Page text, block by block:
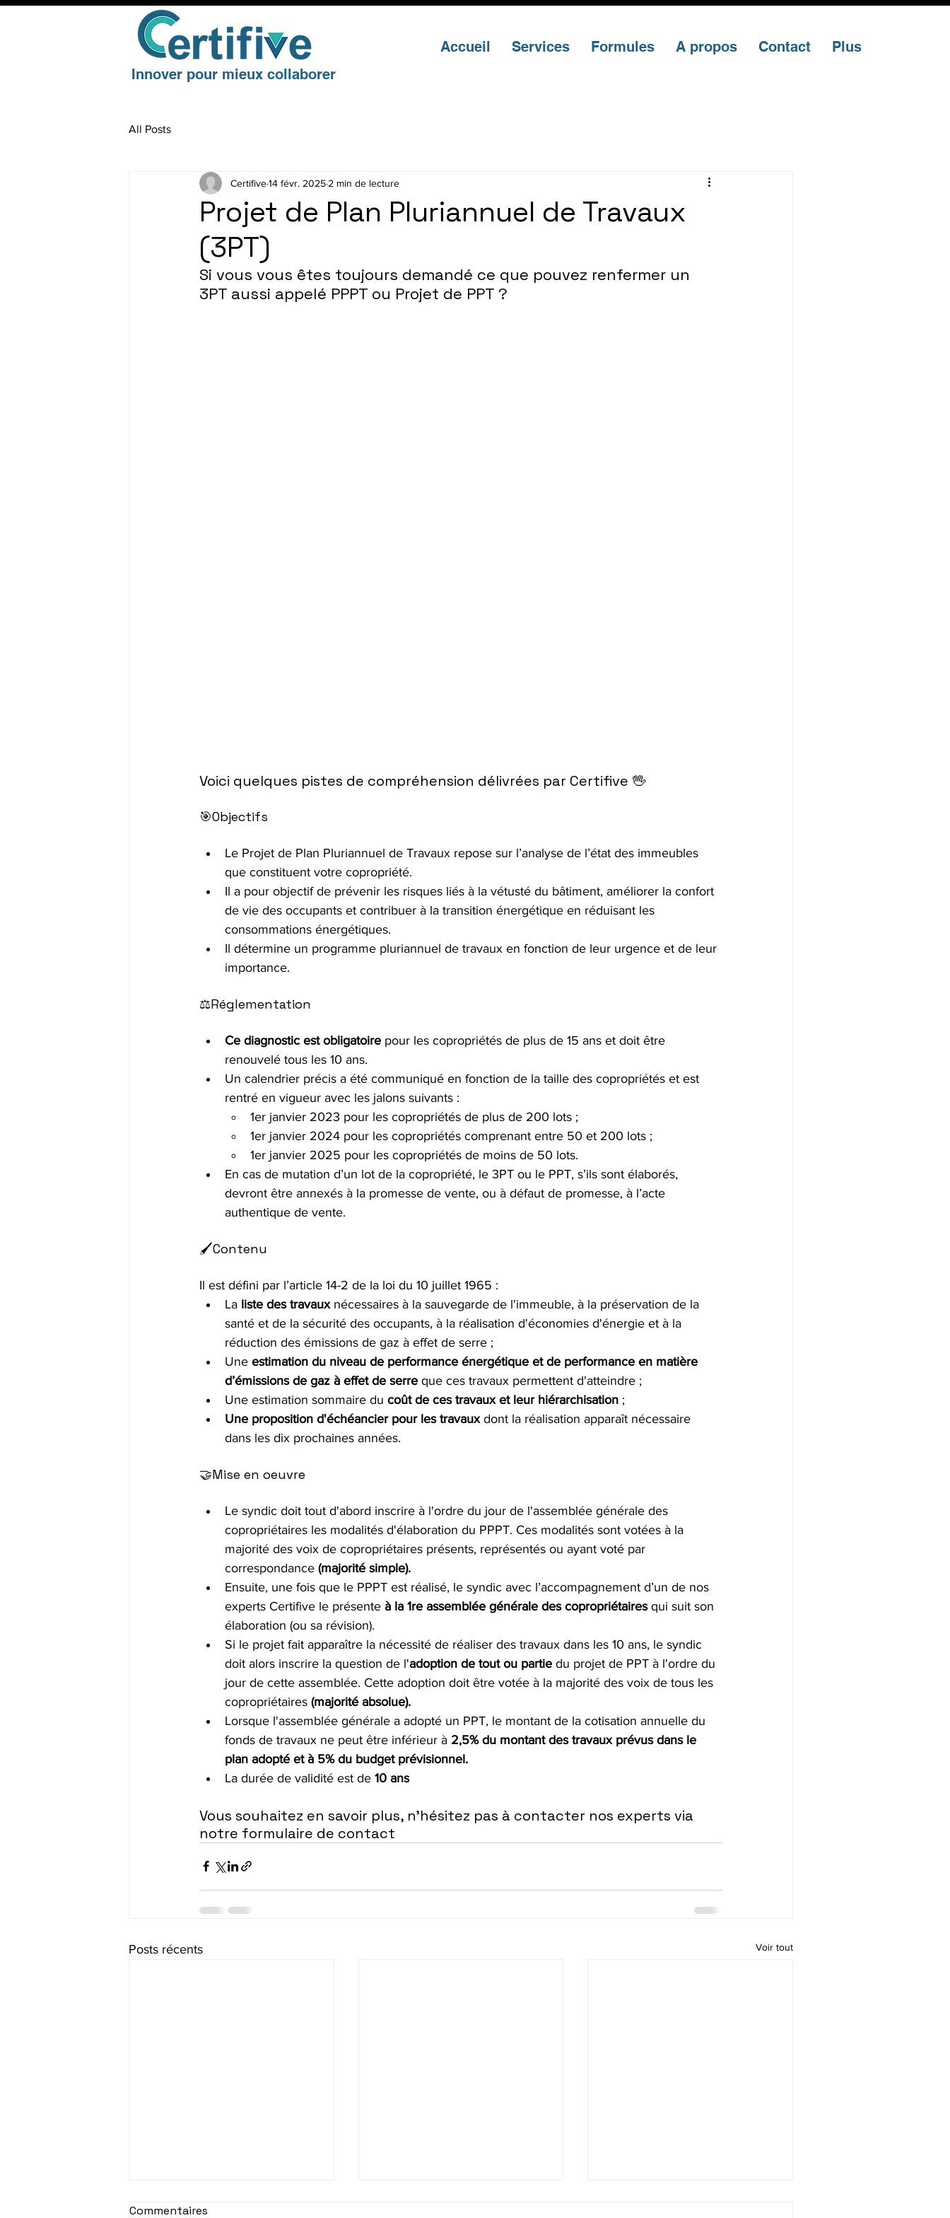
Accueil Services Formules A propos Contact
Plus
Innover pour mieux collaborer
All Posts
Projet de Plan Pluriannuel de Travaux
(3PT)
Certifive14 févr. 2025 2 min de lecture
Si vous vous êtes toujours demandé ce que pouvez renfermer un
3PT aussi appelé PPPT ou Projet de PPT ?
Voici quelques pistes de compréhension délivrées par Certifive 🖖
🎯Objectifs
Le Projet de Plan Pluriannuel de Travaux repose sur l’analyse de l’état des immeubles
que constituent votre copropriété.
Il a pour objectif de prévenir les risques liés à la vétusté du bâtiment, améliorer la confort
de vie des occupants et contribuer à la transition énergétique en réduisant les
consommations énergétiques.
Il détermine un programme pluriannuel de travaux en fonction de leur urgence et de leur
importance.
⚖️Réglementation
Ce diagnostic est obligatoire pour les copropriétés de plus de 15 ans et doit être
renouvelé tous les 10 ans.
Un calendrier précis a été communiqué en fonction de la taille des copropriétés et est
rentré en vigueur avec les jalons suivants :
1er janvier 2023 pour les copropriétés de plus de 200 lots ;
1er janvier 2024 pour les copropriétés comprenant entre 50 et 200 lots ;
1er janvier 2025 pour les copropriétés de moins de 50 lots.
En cas de mutation d’un lot de la copropriété, le 3PT ou le PPT, s’ils sont élaborés,
devront être annexés à la promesse de vente, ou à défaut de promesse, à l’acte
authentique de vente.
🖌️Contenu
Il est défini par l’article 14-2 de la loi du 10 juillet 1965 :
La liste des travaux nécessaires à la sauvegarde de l'immeuble, à la préservation de la
santé et de la sécurité des occupants, à la réalisation d'économies d'énergie et à la
réduction des émissions de gaz à effet de serre ;
Une estimation du niveau de performance énergétique et de performance en matière
d’émissions de gaz à effet de serre que ces travaux permettent d'atteindre ;
Une estimation sommaire du coût de ces travaux et leur hiérarchisation ;
Une proposition d'échéancier pour les travaux dont la réalisation apparaît nécessaire
dans les dix prochaines années.
🤝Mise en oeuvre
Le syndic doit tout d'abord inscrire à l'ordre du jour de l'assemblée générale des
copropriétaires les modalités d'élaboration du PPPT. Ces modalités sont votées à la
majorité des voix de copropriétaires présents, représentés ou ayant voté par
correspondance (majorité simple).
Ensuite, une fois que le PPPT est réalisé, le syndic avec l’accompagnement d’un de nos
experts Certifive le présente à la 1re assemblée générale des copropriétaires qui suit son
élaboration (ou sa révision).
Si le projet fait apparaître la nécessité de réaliser des travaux dans les 10 ans, le syndic
doit alors inscrire la question de l'adoption de tout ou partie du projet de PPT à l'ordre du
jour de cette assemblée. Cette adoption doit être votée à la majorité des voix de tous les
copropriétaires (majorité absolue).
Lorsque l'assemblée générale a adopté un PPT, le montant de la cotisation annuelle du
fonds de travaux ne peut être inférieur à 2,5% du montant des travaux prévus dans le
plan adopté et à 5% du budget prévisionnel.
La durée de validité est de 10 ans
Vous souhaitez en savoir plus, n'hésitez pas à contacter nos experts via
notre formulaire de contact
Posts récents Voir tout
Commentaires